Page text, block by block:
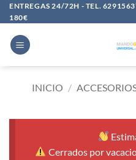
Saltar
al
contenido
ENTREGAS 24/72H - TEL.
180€
INICIO /
Cerrados por